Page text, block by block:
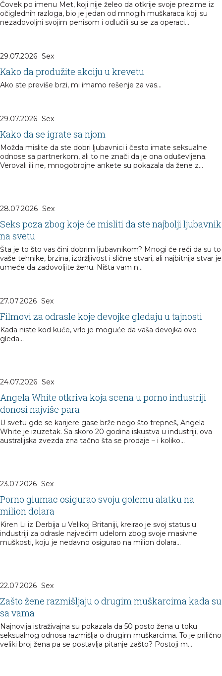
Čovek po imenu Met, koji nije želeo da otkrije svoje prezime iz
očiglednih razloga, bio je jedan od mnogih muškaraca koji su
nezadovoljni svojim penisom i odlučili su se za operaci...
29.07.2026 Sex
Kako da produžite akciju u krevetu
Ako ste previše brzi, mi imamo rešenje za vas...
29.07.2026 Sex
Kako da se igrate sa njom
Možda mislite da ste dobri ljubavnici i često imate seksualne
odnose sa partnerkom, ali to ne znači da je ona oduševljena.
Verovali ili ne, mnogobrojne ankete su pokazala da žene z...
28.07.2026 Sex
Seks poza zbog koje će misliti da ste najbolji ljubavnik
na svetu
Šta je to što vas čini dobrim ljubavnikom? Mnogi će reći da su to
vaše tehnike, brzina, izdržljivost i slične stvari, ali najbitnija stvar je
umeće da zadovoljite ženu. Ništa vam n...
27.07.2026 Sex
Filmovi za odrasle koje devojke gledaju u tajnosti
Kada niste kod kuće, vrlo je moguće da vaša devojka ovo
gleda...
24.07.2026 Sex
Angela White otkriva koja scena u porno industriji
donosi najviše para
U svetu gde se karijere gase brže nego što trepneš, Angela
White je izuzetak. Sa skoro 20 godina iskustva u industriji, ova
australijska zvezda zna tačno šta se prodaje – i koliko...
23.07.2026 Sex
Porno glumac osigurao svoju golemu alatku na
milion dolara
Kiren Li iz Derbija u Velikoj Britaniji, kreirao je svoj status u
industriji za odrasle najvećim udelom zbog svoje masivne
muškosti, koju je nedavno osigurao na milion dolara...
22.07.2026 Sex
Zašto žene razmišljaju o drugim muškarcima kada su
sa vama
Najnovija istraživajna su pokazala da 50 posto žena u toku
seksualnog odnosa razmišlja o drugim muškarcima. To je prilično
veliki broj žena pa se postavlja pitanje zašto? Postoji m...